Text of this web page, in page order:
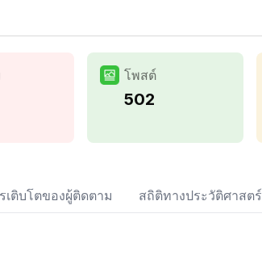
โพสต์
502
เติบโตของผู้ติดตาม สถิติทางประวัติศาสตร์